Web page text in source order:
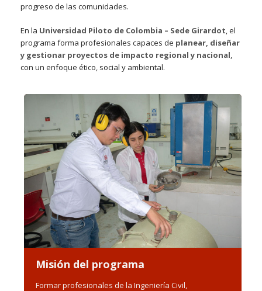
progreso de las comunidades.
En la Universidad Piloto de Colombia – Sede Girardot, el
programa forma profesionales capaces de planear, diseñar
y gestionar proyectos de impacto regional y nacional,
con un enfoque ético, social y ambiental.
Misión del programa
Formar profesionales de la Ingeniería Civil,